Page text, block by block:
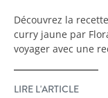
Découvrez la
curry jaune par
voyager avec une
LIRE L'ARTICLE